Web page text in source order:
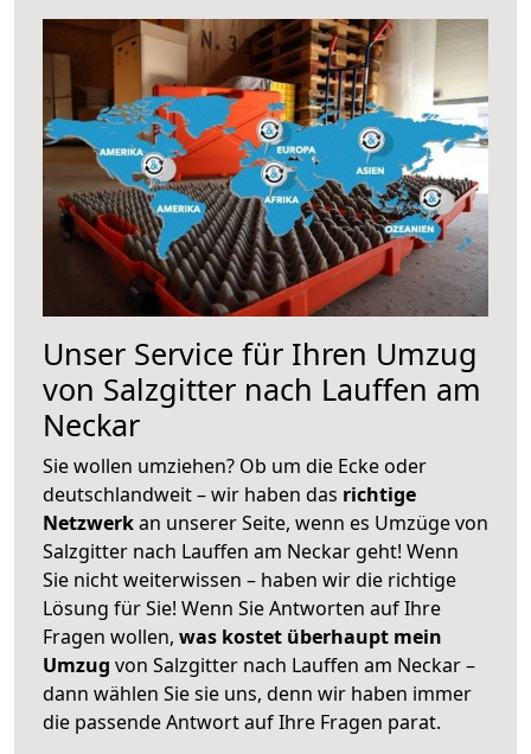
Unser Service für Ihren Umzug
von Salzgitter nach Lauffen am
Neckar
Sie wollen umziehen? Ob um die Ecke oder
deutschlandweit – wir haben das richtige
Netzwerkan unserer Seite, wenn es Umzüge von
Salzgitter nach Lauffen am Neckar geht! Wenn
Sie nicht weiterwissen – haben wir die richtige
Lösung für Sie! Wenn Sie Antworten auf Ihre
Fragen wollen, was kostet überhaupt mein
Umzug von Salzgitter nach Lauffen am Neckar –
dann wählen Sie sie uns, denn wir haben immer
die passende Antwort auf Ihre Fragen parat.